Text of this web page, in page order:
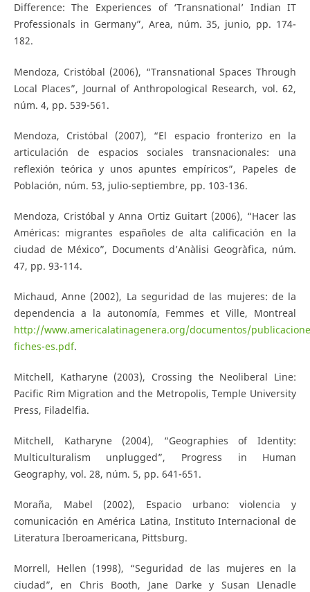
Difference: The Experiences of ‘Transnational’ Indian IT
Professionals in Germany”, Area, núm. 35, junio, pp. 174-
182.
Mendoza, Cristóbal (2006), “Transnational Spaces Through
Local Places”, Journal of Anthropological Research, vol. 62,
núm. 4, pp. 539-561.
Mendoza, Cristóbal (2007), “El espacio fronterizo en la
articulación de espacios sociales transnacionales: una
reflexión teórica y unos apuntes empíricos”, Papeles de
Población, núm. 53, julio-septiembre, pp. 103-136.
Mendoza, Cristóbal y Anna Ortiz Guitart (2006), “Hacer las
Américas: migrantes españoles de alta calificación en la
ciudad de México”, Documents d’Anàlisi Geogràfica, núm.
47, pp. 93-114.
Michaud, Anne (2002), La seguridad de las mujeres: de la
dependencia a la autonomía, Femmes et Ville, Montreal
http://www.americalatinagenera.org/documentos/
fiches-es.pdf.
Mitchell, Katharyne (2003), Crossing the Neoliberal Line:
Pacific Rim Migration and the Metropolis, Temple University
Press, Filadelfia.
Mitchell, Katharyne (2004), “Geographies of Identity:
Multiculturalism unplugged”, Progress in Human
Geography, vol. 28, núm. 5, pp. 641-651.
Moraña, Mabel (2002), Espacio urbano: violencia y
comunicación en América Latina, Instituto Internacional de
Literatura Iberoamericana, Pittsburg.
Morrell, Hellen (1998), “Seguridad de las mujeres en la
ciudad”, en Chris Booth, Jane Darke y Susan Llenadle